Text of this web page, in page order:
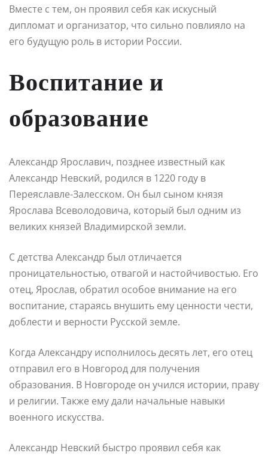
Вместе с тем, он проявил себя как искусный
дипломат и организатор, что сильно повлияло на
его будущую роль в истории России.
Воспитание и
образование
Александр Ярославич, позднее известный как
Александр Невский, родился в 1220 году в
Переяславле-Залесском. Он был сыном князя
Ярослава Всеволодовича, который был одним из
великих князей Владимирской земли.
С детства Александр был отличается
проницательностью, отвагой и настойчивостью. Его
отец, Ярослав, обратил особое внимание на его
воспитание, стараясь внушить ему ценности чести,
доблести и верности Русской земле.
Когда Александру исполнилось десять лет, его отец
отправил его в Новгород для получения
образования. В Новгороде он учился истории, праву
и религии. Также ему дали начальные навыки
военного искусства.
Александр Невский быстро проявил себя как